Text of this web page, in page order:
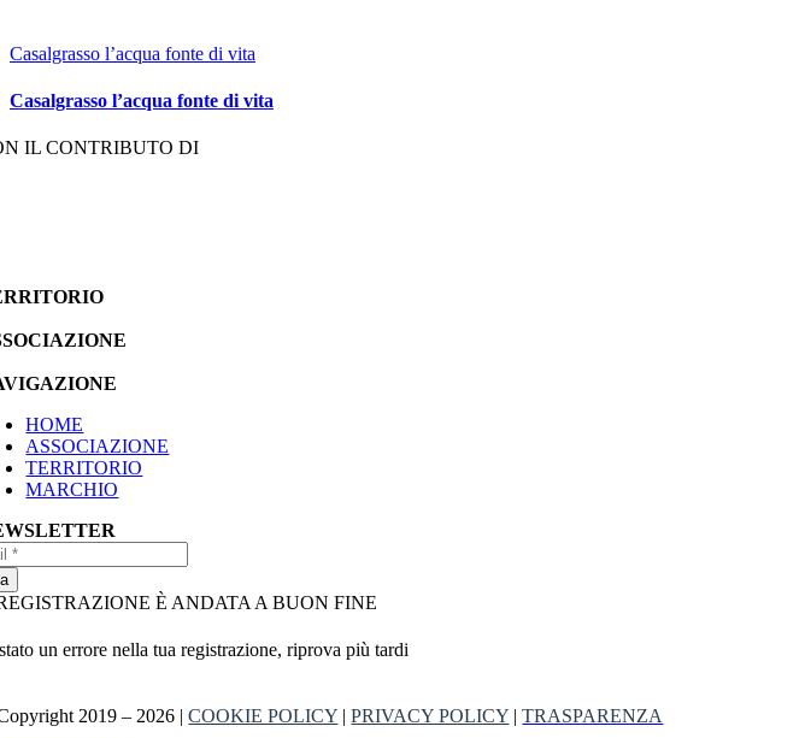
Casalgrasso l’acqua fonte di vita
Casalgrasso l’acqua fonte di vita
IL CONTRIBUTO DI
HOME
ASSOCIAZIONE
TERRITORIO
MARCHIO
È ANDATA A BUON FINE
un errore nella tua registrazione, riprova più tardi
2019 – 2026 |COOKIE POLICY |PRIVACY POLICY |TRASPARENZA